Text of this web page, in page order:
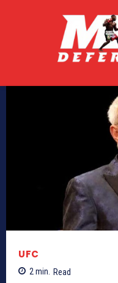
UFC
2min. Read